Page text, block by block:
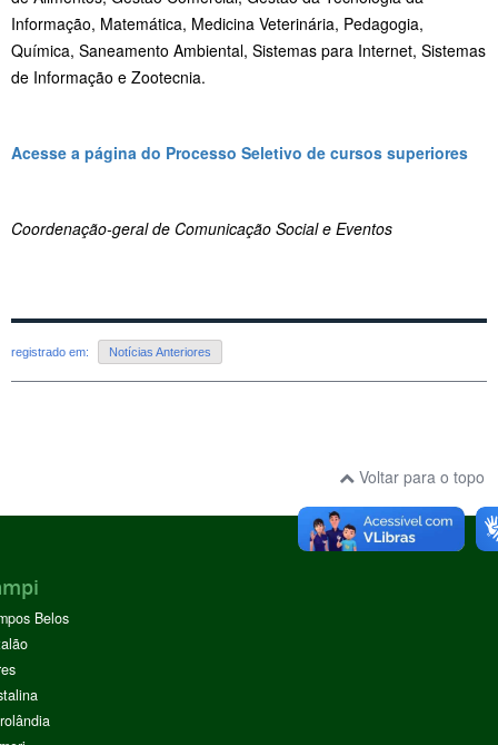
Informação, Matemática, Medicina Veterinária, Pedagogia,
Química, Saneamento Ambiental, Sistemas para Internet, Sistemas
de Informação e Zootecnia.
Acesse a página do Processo Seletivo de cursos superiores
Coordenação-geral de Comunicação Social e Eventos
registrado em: Notícias Anteriores
Voltar para o topo
Belos